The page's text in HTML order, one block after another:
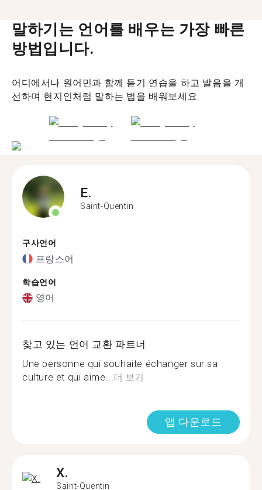
말하기는 언어를 배우는 가장 빠른
방법입니다.
어디에서나 원어민과 함께 듣기 연습을 하고 발음을 개
선하며 현지인처럼 말하는 법을 배워보세요.
E.
Saint-Quentin
구사언어
프랑스어
학습언어
영어
찾고 있는 언어 교환 파트너
Une personne qui souhaite échanger sur sa
culture et qui aime...더 보기
앱 다운로드
X.
Saint-Quentin